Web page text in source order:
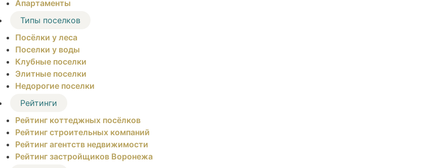
Апартаменты
Типы поселков
Посёлки у леса
Поселки у воды
Клубные поселки
Элитные поселки
Недорогие поселки
Рейтинги
Рейтинг коттеджных посёлков
Рейтинг строительных компаний
Рейтинг агентств недвижимости
Рейтинг застройщиков Воронежа